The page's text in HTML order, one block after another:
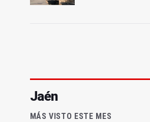
Jaén
MÁS VISTO ESTE MES